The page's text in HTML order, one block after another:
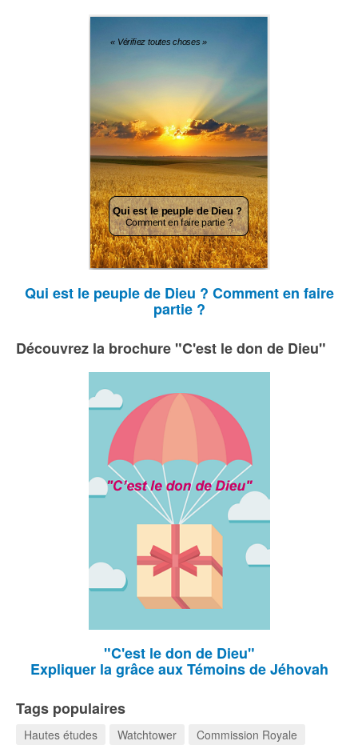
Qui est le peuple de Dieu ? Comment en faire
partie ?
Découvrez la brochure "C'est le don de Dieu"
"C'est le don de Dieu"
Expliquer la grâce aux Témoins de Jéhovah
Tags populaires
Hautes études Watchtower
Commission Royale